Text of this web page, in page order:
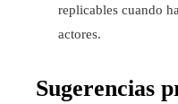
replicables cuando
actores.
Sugerencias